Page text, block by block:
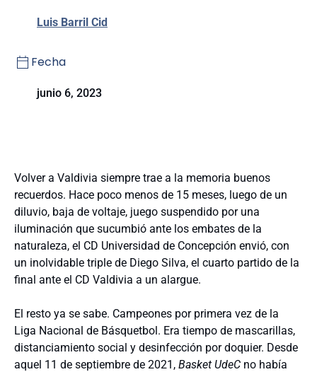
Luis Barril Cid
Fecha
junio 6, 2023
Volver a Valdivia siempre trae a la memoria buenos
recuerdos. Hace poco menos de 15 meses, luego de un
diluvio, baja de voltaje, juego suspendido por una
iluminación que sucumbió ante los embates de la
naturaleza, el CD Universidad de Concepción envió, con
un inolvidable triple de Diego Silva, el cuarto partido de la
final ante el CD Valdivia a un alargue.
El resto ya se sabe. Campeones por primera vez de la
Liga Nacional de Básquetbol. Era tiempo de mascarillas,
distanciamiento social y desinfección por doquier. Desde
aquel 11 de septiembre de 2021, Basket UdeC no había